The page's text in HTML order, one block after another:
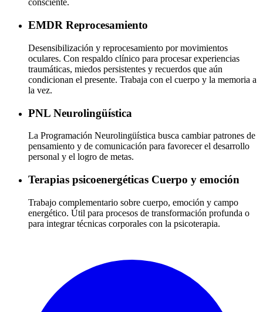
consciente.
EMDR Reprocesamiento
Desensibilización y reprocesamiento por movimientos
oculares. Con respaldo clínico para procesar experiencias
traumáticas, miedos persistentes y recuerdos que aún
condicionan el presente. Trabaja con el cuerpo y la memoria a
la vez.
PNL Neurolingüística
La Programación Neurolingüística busca cambiar patrones de
pensamiento y de comunicación para favorecer el desarrollo
personal y el logro de metas.
Terapias psicoenergéticas Cuerpo y emoción
Trabajo complementario sobre cuerpo, emoción y campo
energético. Útil para procesos de transformación profunda o
para integrar técnicas corporales con la psicoterapia.